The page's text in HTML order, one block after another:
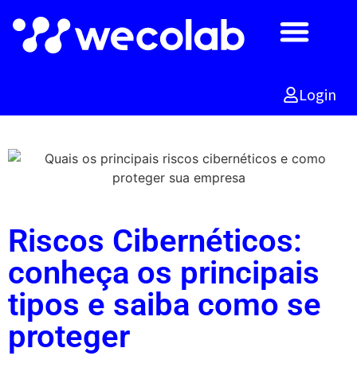
Login
Riscos Cibernéticos:
conheça os principais
tipos e saiba como se
proteger